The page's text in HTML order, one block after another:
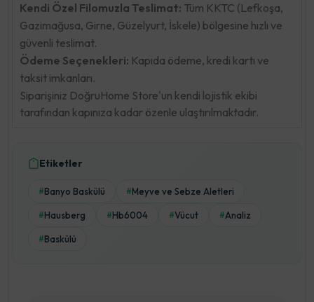
Kendi Özel Filomuzla Teslimat: Tüm KKTC (Lefkoşa,
Gazimağusa, Girne, Güzelyurt, İskele) bölgesine hızlı ve
güvenli teslimat.
Ödeme Seçenekleri: Kapıda ödeme, kredi kartı ve
taksit imkanları.
Siparişiniz DoğruHome Store'un kendi lojistik ekibi
tarafından kapınıza kadar özenle ulaştırılmaktadır.
Etiketler
#Banyo Baskülü #Meyve ve Sebze Aletleri
#Hausberg #Hb6004 #Vücut #Analiz
#Baskülü